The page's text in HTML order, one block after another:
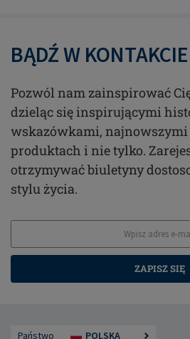
BĄDŹ W
Pozwól nam zainspirować
dzieląc się inspirującymi
wskazówkami,
produktach i nie tylko.
otrzymywać biuletyny
stylu życia.
ZAPISZ SIĘ
Państwo POLSKA